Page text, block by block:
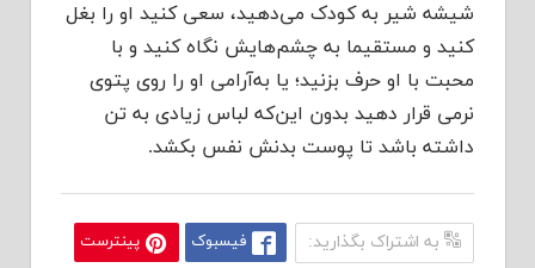
شیشه شیر به کودک می‌دهید، سعی کنید او را بغل
کنید و مستقیما به چشم‌هایش نگاه کنید و با
محبت با او حرف بزنید؛ یا به‌آرامی او را روی پتوی
نرمی قرار دهید بدون این‌که لباس زیادی به تن
داشته باشد تا پوست بدنش نفس بکشد.
به اشتراک بگذارید: فیسبوک پینترست